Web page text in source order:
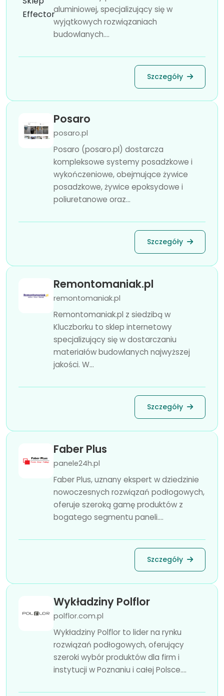
aluminiowej, specjalizujący się w
wyjątkowych rozwiązaniach
budowlanych....
Szczegóły
Posaro
posaro.pl
Posaro (posaro.pl) dostarcza
kompleksowe systemy posadzkowe i
wykończeniowe, obejmujące żywice
posadzkowe, żywice epoksydowe i
poliuretanowe oraz...
Szczegóły
Remontomaniak.pl
remontomaniak.pl
Remontomaniak.pl z siedzibą w
Kluczborku to sklep internetowy
specjalizujący się w dostarczaniu
materiałów budowlanych najwyższej
jakości. W...
Szczegóły
Faber Plus
panele24h.pl
Faber Plus, uznany ekspert w dziedzinie
nowoczesnych rozwiązań podłogowych,
oferuje szeroką gamę produktów z
bogatego segmentu paneli....
Szczegóły
Wykładziny Polflor
polflor.com.pl
Wykładziny Polflor to lider na rynku
rozwiązań podłogowych, oferujący
szeroki wybór produktów dla firm i
instytucji w Poznaniu i całej Polsce....